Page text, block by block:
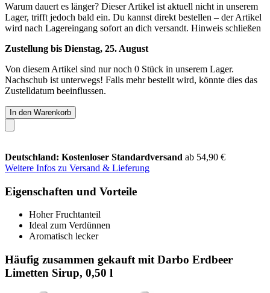
Warum dauert es länger? Dieser Artikel ist aktuell nicht in unserem
Lager, trifft jedoch bald ein. Du kannst direkt bestellen – der Artikel
wird nach Lagereingang sofort an dich versandt. Hinweis schließen
Zustellung bis Dienstag, 25. August
Von diesem Artikel sind nur noch 0 Stück in unserem Lager.
Nachschub ist unterwegs! Falls mehr bestellt wird, könnte dies das
Zustelldatum beeinflussen.
In den Warenkorb
Deutschland: Kostenloser Standardversand ab 54,90 €
Weitere Infos zu Versand & Lieferung
Eigenschaften und Vorteile
Hoher Fruchtanteil
Ideal zum Verdünnen
Aromatisch lecker
Häufig zusammen gekauft mit Darbo Erdbeer
Limetten Sirup, 0,50 l